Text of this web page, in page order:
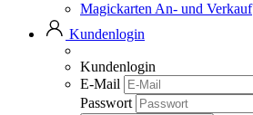
Magickarten An- und Verkauf
Kundenlogin
Kundenlogin
E-Mail
Passwort